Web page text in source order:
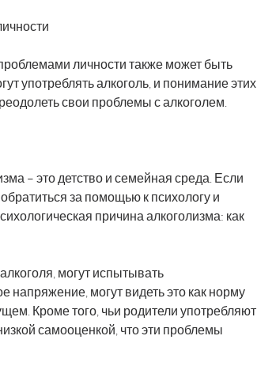
личности также может быть
употреблять алкоголь, и понимание этих
свои проблемы с алкоголем.
– это детство и семейная среда. Если
за помощью к психологу и
причина алкоголизма: как
могут испытывать
напряжение, могут видеть это как норму
Кроме того, чьи родители употребляют
самооценкой, что эти проблемы